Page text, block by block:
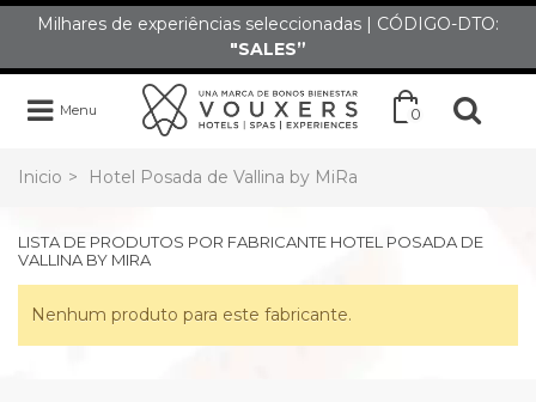
Milhares de experiências seleccionadas | CÓDIGO-DTO:
"SALES”
Menu 0
Inicio > Hotel Posada de Vallina by MiRa
LISTA DE PRODUTOS POR FABRICANTE HOTEL POSADA DE
VALLINA BY MIRA
Nenhum produto para este fabricante.